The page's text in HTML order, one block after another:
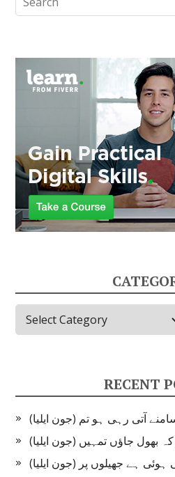
Categories
RECENT
آتی رہی ہو تم (جون ایلیا)
بھول جاؤں تمہیں (جون ایلیا)
ہوئی ہے جھیلوں پر (جون ایلیا)